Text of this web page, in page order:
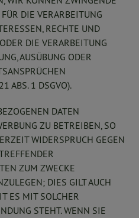
DIE VERARBEITUNG
RECHTE UND
DIE VERARBEITUNG
AUSÜBUNG ODER
ABS. 1 DSGVO).
DATEN
ZU BETREIBEN, SO
WIDERSPRUCH GEGEN
ZUM ZWECKE
DIES GILT AUCH
ES MIT SOLCHER
STEHT. WENN SIE